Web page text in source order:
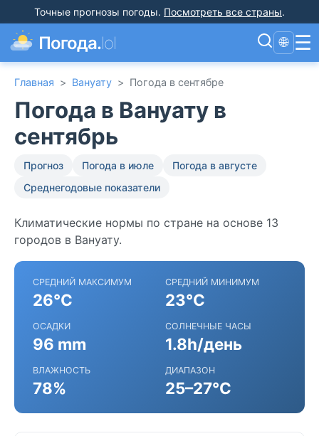
Точные прогнозы погоды. Посмотреть все страны.
Погода.lol 🌐 ☰
Главная > Вануату > Погода в сентябре
Погода в Вануату в
сентябрь
Прогноз Погода в июле
Погода в августе
Среднегодовые показатели
Климатические нормы по стране на основе 13
городов в Вануату.
СРЕДНИЙ МАКСИМУМ
26°C
СРЕДНИЙ МИНИМУМ
23°C
ОСАДКИ
96 mm
СОЛНЕЧНЫЕ ЧАСЫ
1.8h/день
ВЛАЖНОСТЬ
78%
ДИАПАЗОН
25–27°C